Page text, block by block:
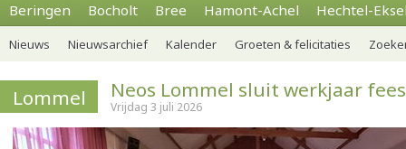
Beringen Bocholt Bree Hamont-Achel Hechtel-
Nieuws Nieuwsarchief Kalender Groeten & felicitaties
Lommel Neos Lommel sluit werkjaar
Vrijdag 3 juli 2026